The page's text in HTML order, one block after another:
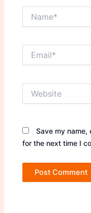
Save my
for the next time I